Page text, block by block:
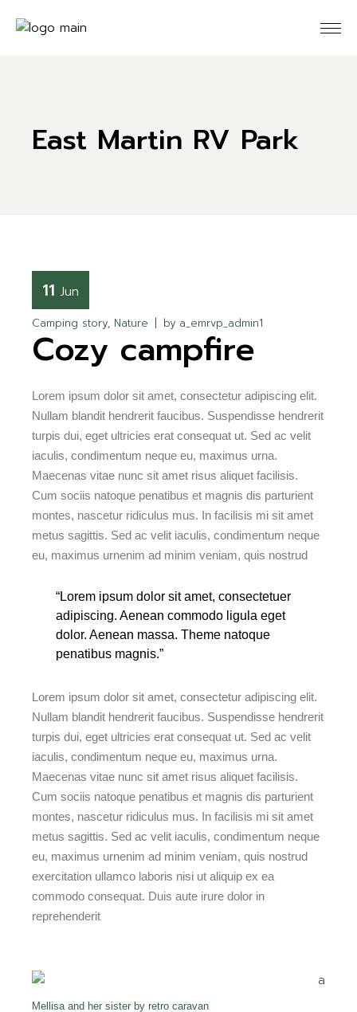
East Martin RV Park
11 Jun
Camping story Nature by a_emrvp_admin1
Cozy campfire
Lorem ipsum dolor sit amet, consectetur adipiscing elit.
Nullam blandit hendrerit faucibus. Suspendisse hendrerit
turpis dui, eget ultricies erat consequat ut. Sed ac velit
iaculis, condimentum neque eu, maximus urna.
Maecenas vitae nunc sit amet risus aliquet facilisis.
Cum sociis natoque penatibus et magnis dis parturient
montes, nascetur ridiculus mus. In facilisis mi sit amet
metus sagittis. Sed ac velit iaculis, condimentum neque
eu, maximus urnenim ad minim veniam, quis nostrud
“Lorem ipsum dolor sit amet, consectetuer
adipiscing. Aenean commodo ligula eget
dolor. Aenean massa. Theme natoque
penatibus magnis.”
Lorem ipsum dolor sit amet, consectetur adipiscing elit.
Nullam blandit hendrerit faucibus. Suspendisse hendrerit
turpis dui, eget ultricies erat consequat ut. Sed ac velit
iaculis, condimentum neque eu, maximus urna.
Maecenas vitae nunc sit amet risus aliquet facilisis.
Cum sociis natoque penatibus et magnis dis parturient
montes, nascetur ridiculus mus. In facilisis mi sit amet
metus sagittis. Sed ac velit iaculis, condimentum neque
eu, maximus urnenim ad minim veniam, quis nostrud
exercitation ullamco laboris nisi ut aliquip ex ea
commodo consequat. Duis aute irure dolor in
reprehenderit
Mellisa and her sister by retro caravan